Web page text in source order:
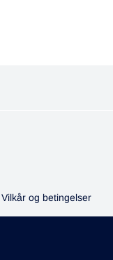
Vilkår og betingelser